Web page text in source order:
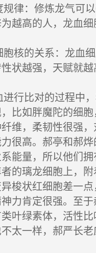
律：修炼龙气可
越高的人，龙血细
核的关系：龙血
状越强，天赋就越
行比对的过程中
比如胖魔陀的细
维，柔韧性很强
很高。郝亭和郝
能量，所以他们
的璃龙细胞上，
梭状红细胞差一
力肯定很强。至
叶绿素体，活性比
太一样，郝严长